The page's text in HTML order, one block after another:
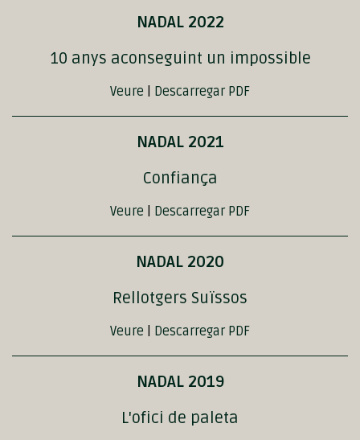
NADAL 2022
10 anys aconseguint un impossible
Veure Descarregar PDF
NADAL 2021
Confiança
Veure Descarregar PDF
NADAL 2020
Rellotgers Suïssos
Veure Descarregar PDF
NADAL 2019
L'ofici de paleta